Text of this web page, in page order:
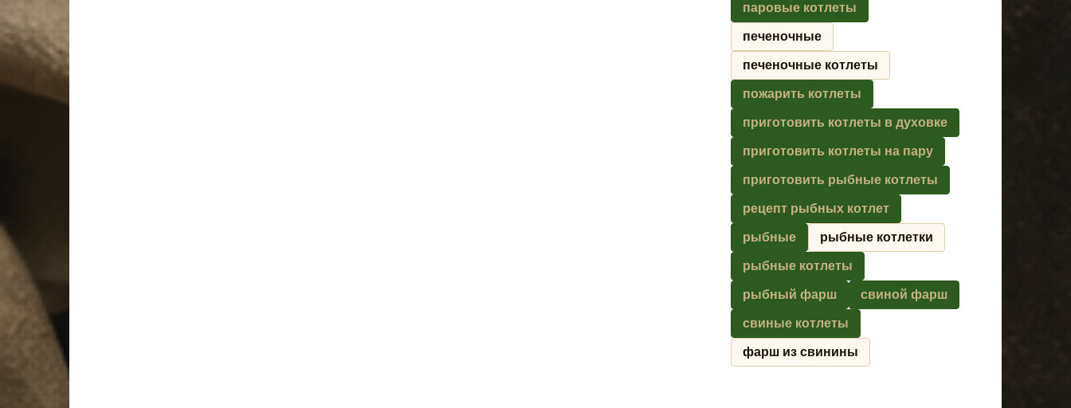
паровые котлеты
печеночные
печеночные котлеты
пожарить котлеты
приготовить котлеты в духовке
приготовить котлеты на пару
приготовить рыбные котлеты
рецепт рыбных котлет
рыбные рыбные котлетки
рыбные котлеты
рыбный фарш свиной фарш
свиные котлеты
фарш из свинины